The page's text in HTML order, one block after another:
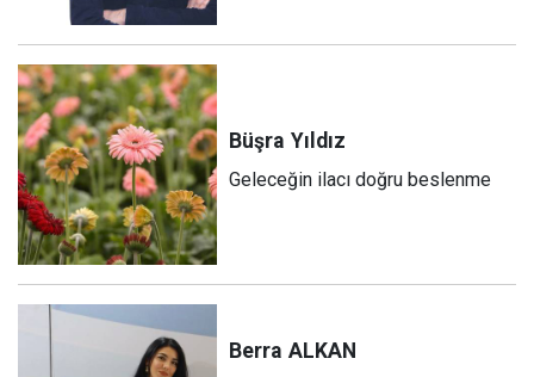
Büşra Yıldız
Geleceğin ilacı doğru beslenme
Berra ALKAN